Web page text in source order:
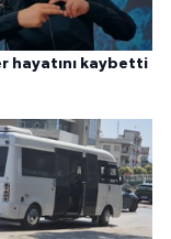
hayatını kaybetti